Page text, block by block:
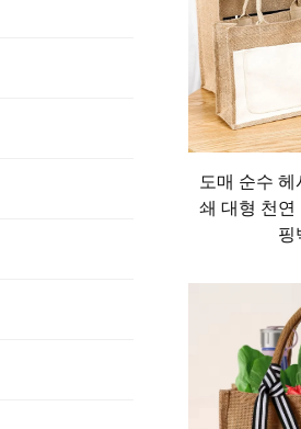
단으로 만든 가방은 스타일과 맞춤화
인쇄, 자수, 판화 인쇄, 손그림 등
한 로고 또는 우아한 이니셜 디자인
루 가방을 효과적인 홍보 도구로 사
을 확장할 수 있습니다. 미적 가치 외
니다. 학생이든, 직장인이든, 자주 여
가진 줏 소재는 다양한 물건을 보관
게 순환할 수 있도록 해주어 소지
보관하는 데도 쥐트 가방이 매우 이
도매 순수 헤
쇄 대형 천연
핑